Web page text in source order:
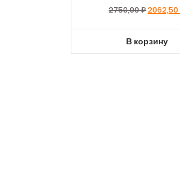
2750,00₽2062,50
В корзину